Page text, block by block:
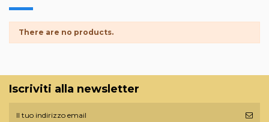
There are no products.
Iscriviti alla newsletter